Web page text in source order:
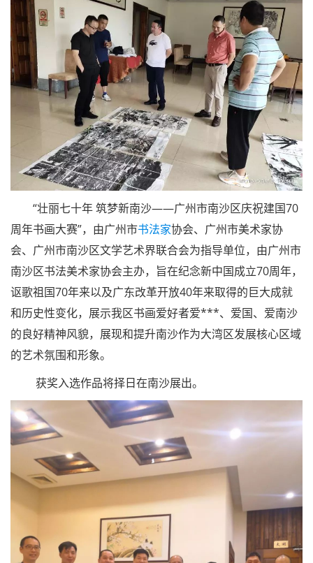
“壮丽七十年 筑梦新南沙——广州市南沙区庆祝建国70
周年书画大赛”，由广州市书法家协会、广州市美术家协
会、广州市南沙区文学艺术界联合会为指导单位，由广州市
南沙区书法美术家协会主办，旨在纪念新中国成立70周年，
讴歌祖国70年来以及广东改革开放40年来取得的巨大成就
和历史性变化，展示我区书画爱好者爱***、爱国、爱南沙
的良好精神风貌，展现和提升南沙作为大湾区发展核心区域
的艺术氛围和形象。
获奖入选作品将择日在南沙展出。